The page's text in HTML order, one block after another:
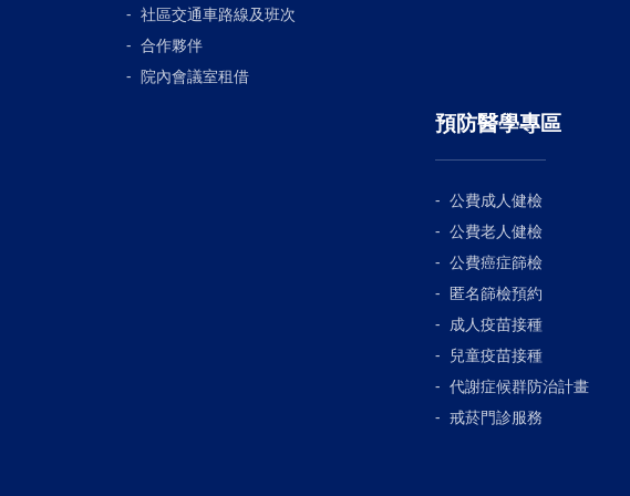
社區交通車路線及班次
合作夥伴
院內會議室租借
預防醫學專區
公費成人健檢
公費老人健檢
公費癌症篩檢
匿名篩檢預約
成人疫苗接種
兒童疫苗接種
代謝症候群防治計畫
戒菸門診服務